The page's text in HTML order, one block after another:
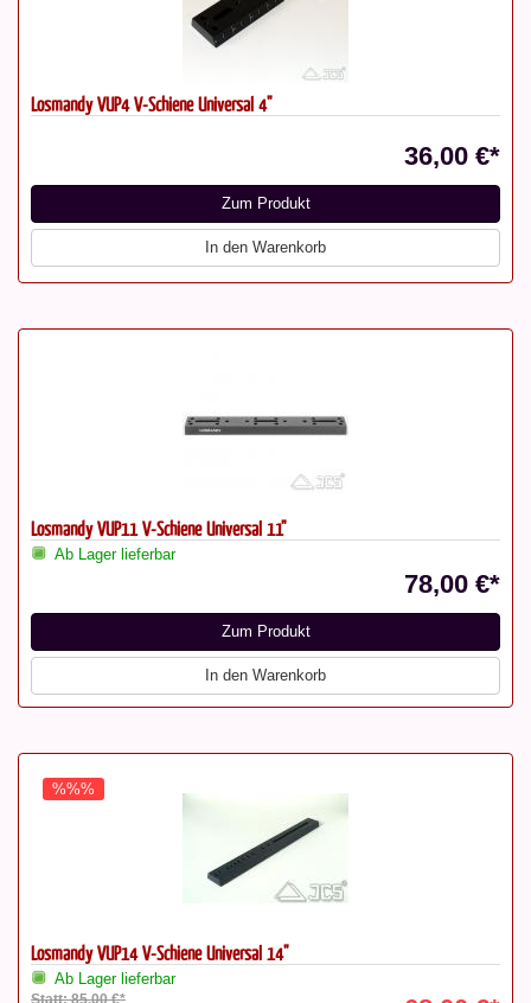
Losmandy VUP4 V-Schiene Universal 4"
36,00 €*
Zum Produkt
In den Warenkorb
Losmandy VUP11 V-Schiene Universal 11"
Ab Lager lieferbar
78,00 €*
Zum Produkt
In den Warenkorb
%%%
Losmandy VUP14 V-Schiene Universal 14"
Ab Lager lieferbar
Statt: 85,00 €*